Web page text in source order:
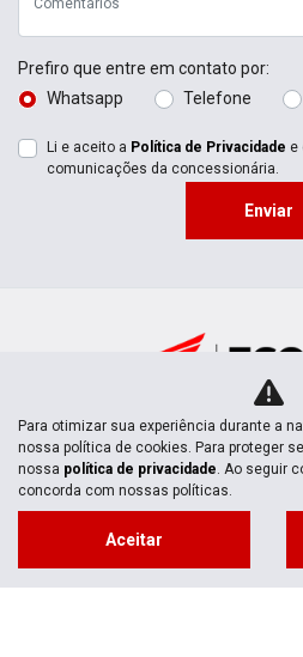
Prefiro que entre em contato por:
Whatsapp
Telefone
Li e aceito a Política de Privacidade e
comunicações da concessionária.
Enviar
MOTOS NOVAS
Mapa do site
Para otimizar sua experiência durante a
nossa política de cookies. Para proteger
nossa política de privacidade. Ao seguir
concorda com nossas políticas.
Aceitar